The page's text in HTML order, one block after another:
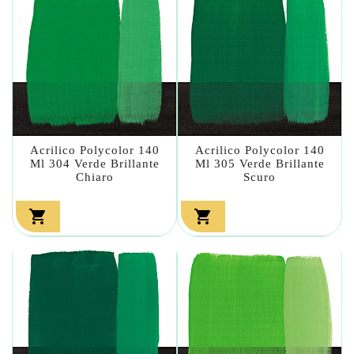
Acrilico Polycolor 140
Ml 304 Verde Brillante
Chiaro

Acrilico Polycolor 140
Ml 305 Verde Brillante
Scuro
